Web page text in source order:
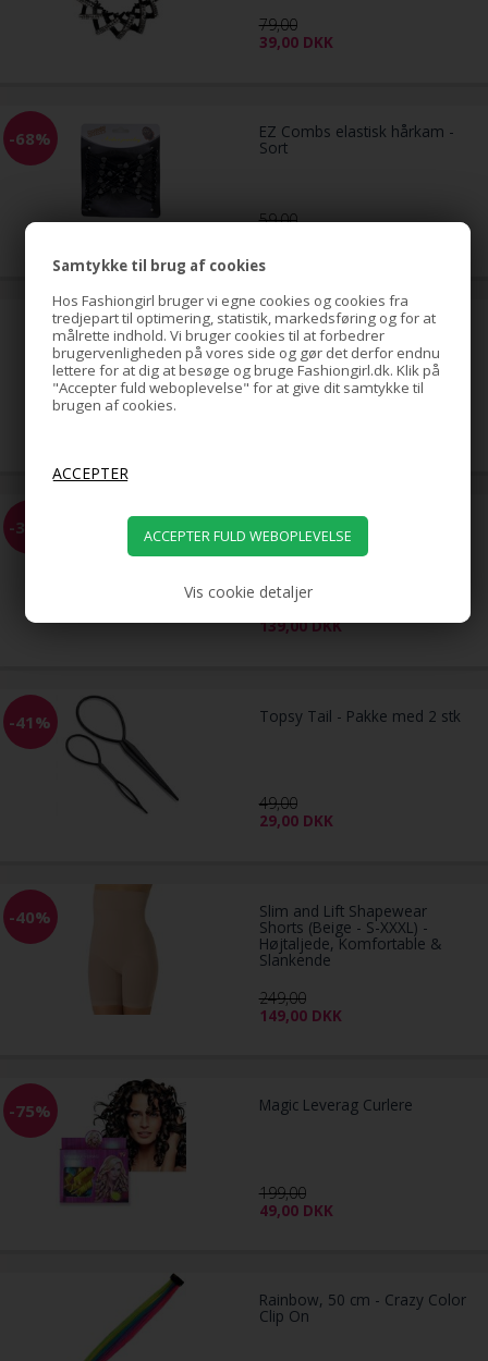
Samtykke til brug af cookies
Hos Fashiongirl bruger vi egne cookies og cookies fra
tredjepart til optimering, statistik, markedsføring og for at
målrette indhold. Vi bruger cookies til at forbedrer
brugervenligheden på vores side og gør det derfor endnu
lettere for at dig at besøge og bruge Fashiongirl.dk. Klik på
"Accepter fuld weboplevelse" for at give dit samtykke til
brugen af cookies.
Vis cookie detaljer
79,00
39,00 DKK
-68% EZ Combs elastisk hårkam -
Sort
59,00
Banan / Fishbone Hårspænde
(U)
-37% Hair Chalk pakke m 24 stk
hårkridt / farvekridt til håret
219,00
139,00DKK
-41% Topsy Tail - Pakke med 2 stk
49,00
29,00 DKK
-40% Slim and Lift Shapewear
Shorts (Beige - S-XXXL) -
Højtaljede, Komfortable &
Slankende
249,00
149,00 DKK
-75% Magic Leverag Curlere
199,00
49,00 DKK
Rainbow, 50 cm - Crazy Color
Clip On